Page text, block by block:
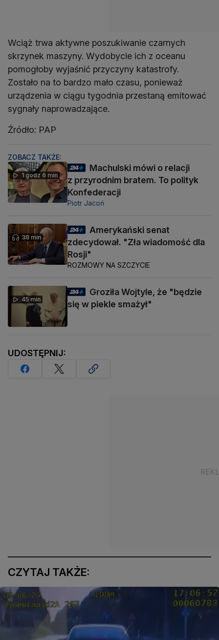
Wciąż trwa aktywne poszukiwanie czarnych
skrzynek maszyny. Wydobycie ich z oceanu
pomogłoby wyjaśnić przyczyny katastrofy.
Zostało na to bardzo mało czasu, ponieważ
urządzenia w ciągu tygodnia przestaną emitować
sygnały naprowadzające.
Źródło: PAP
ZOBACZ TAKŻE:
1 godz 6 min
Machulski mówi o relacji
z przyrodnim bratem. To polityk
Konfederacji
Piotr Jacoń
38 min
Amerykański senat
zdecydował. "Zła wiadomość dla
Rosji"
ROZMOWY NA SZCZYCIE
45 min
Groziła Wojtyle, że "będzie
się w piekle smażył"
UDOSTĘPNIJ:
CZYTAJ TAKŻE: